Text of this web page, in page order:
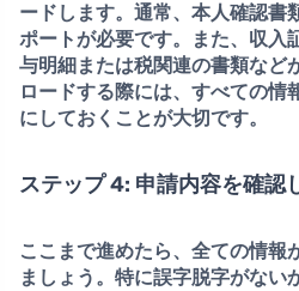
ード します。通常、本人確認書
ポートが必要です。また、収入
与明細または税関連の書類など
ロードする際には、すべての情
にしておくことが大切です。
ステップ 4: 申請内容を確認
ここまで進めたら、全ての情報
ましょう。特に誤字脱字がない